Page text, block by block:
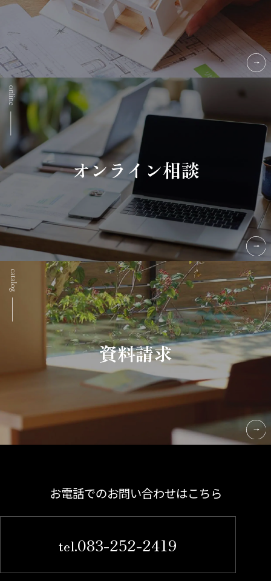
オンライン相談
資料請求
お電話でのお問い合わせはこちら
tel.083-252-2419